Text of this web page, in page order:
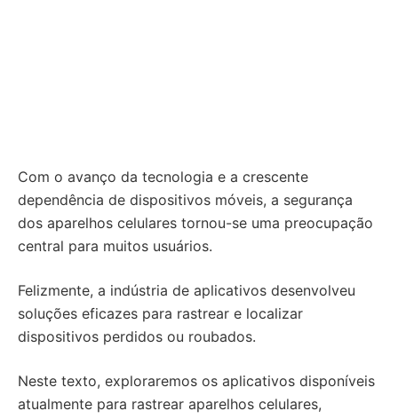
Com o avanço da tecnologia e a crescente
dependência de dispositivos móveis, a segurança
dos aparelhos celulares tornou-se uma preocupação
central para muitos usuários.
Felizmente, a indústria de aplicativos desenvolveu
soluções eficazes para rastrear e localizar
dispositivos perdidos ou roubados.
Neste texto, exploraremos os aplicativos disponíveis
atualmente para rastrear aparelhos celulares,